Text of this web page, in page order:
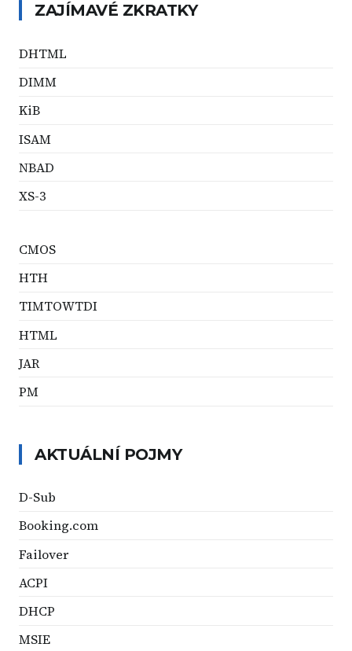
ZAJÍMAVÉ ZKRATKY
DHTML
DIMM
KiB
ISAM
NBAD
XS-3
CMOS
HTH
TIMTOWTDI
HTML
JAR
PM
AKTUÁLNÍ POJMY
D-Sub
Booking.com
Failover
ACPI
DHCP
MSIE